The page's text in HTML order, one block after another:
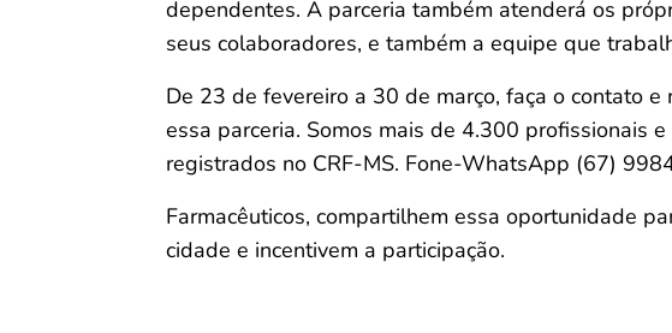
dependentes. A parceria também atenderá os
seus colaboradores, e também a equipe que
De 23 de fevereiro a 30 de março, faça o contato
essa parceria. Somos mais de 4.300 profissionais
registrados no CRF-MS. Fone-WhatsApp (67)
Farmacêuticos, compartilhem essa oportunidade
cidade e incentivem a participação.